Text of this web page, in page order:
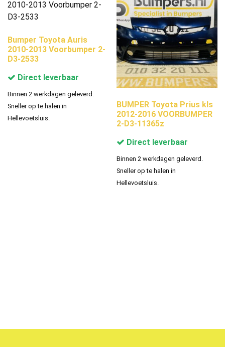
Bumper Toyota Auris
2010-2013 Voorbumper 2-
D3-2533
Direct leverbaar
Binnen 2 werkdagen geleverd.
Sneller op te halen in
Hellevoetsluis.
BUMPER Toyota Prius kls
2012-2016 VOORBUMPER
2-D3-11365z
Direct leverbaar
Binnen 2 werkdagen geleverd.
Sneller op te halen in
Hellevoetsluis.